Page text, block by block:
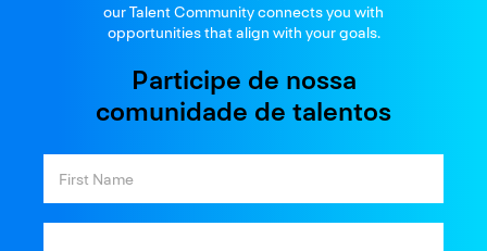
our Talent Community connects you with
opportunities that align with your goals.
Participe de nossa
comunidade de talentos